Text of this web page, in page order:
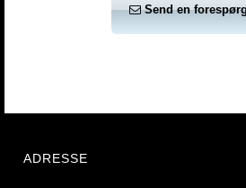
Send en
ADRESSE